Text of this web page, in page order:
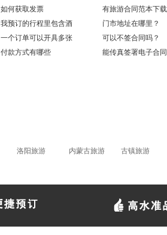
如何获取发票
我预订的行程里包含酒
一个订单可以开具多张
付款方式有哪些
有旅游合同范本下
门市地址在哪里？
可以不签合同吗？
能传真签署电子合
洛阳旅游 内蒙古旅游
古镇旅游